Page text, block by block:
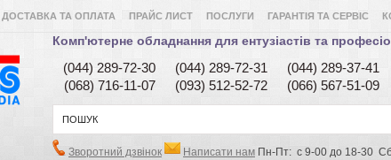
ДОСТАВКА ТА ОПЛАТА ПРАЙС ЛИСТ ПОСЛУГИ ГАРАНТІЯ ТА СЕРВІС
Комп'ютерне обладнання для ентузіастів та
(044) 289-72-30 (044) 289-72-31
(044) 289-37-41
(068) 716-11-07
(093) 512-52-72
(066) 567-51-09
Зворотний дзвінок Написати нам Пн-Пт: с 9-00 до 18-30